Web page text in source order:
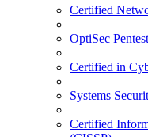
Certified
OptiSec
Certified in
Systems
Certified